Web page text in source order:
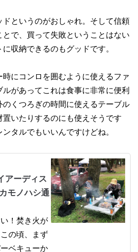
ドというのがおしゃれ。そして信頼
で、買って失敗ということはない
収納できるのもグッドです。
時にコンロを囲むように使えるファ
があってこれは食事に非常に便利
のくつろぎの時間に使えるテーブル
置いたりするのにも使えそうです
タルでもいいんですけどね。
アーディス
モノハシ通
！焚き火が
の頃、まず
ベキューか